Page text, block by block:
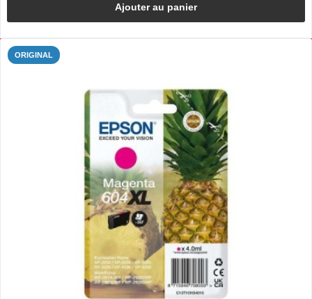
Ajouter au panier
ORIGINAL